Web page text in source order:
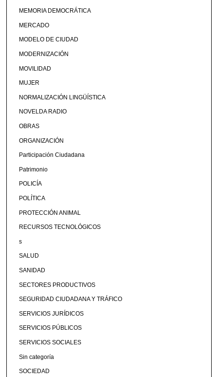
MEMORIA DEMOCRÁTICA
MERCADO
MODELO DE CIUDAD
MODERNIZACIÓN
MOVILIDAD
MUJER
NORMALIZACIÓN LINGÜÍSTICA
NOVELDA RADIO
OBRAS
ORGANIZACIÓN
Participación Ciudadana
Patrimonio
POLICÍA
POLÍTICA
PROTECCIÓN ANIMAL
RECURSOS TECNOLÓGICOS
s
SALUD
SANIDAD
SECTORES PRODUCTIVOS
SEGURIDAD CIUDADANA Y TRÁFICO
SERVICIOS JURÍDICOS
SERVICIOS PÚBLICOS
SERVICIOS SOCIALES
Sin categoría
SOCIEDAD